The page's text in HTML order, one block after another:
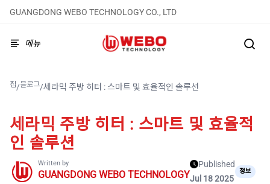
GUANGDONG WEBO TECHNOLOGY CO., LTD
메뉴
집/블로그/세라믹 주방 히터 : 스마트 및 효율적인 솔루션
세라믹 주방 히터 : 스마트 및 효율적
인 솔루션
Written by
GUANGDONG WEBO TECHNOLOGY
Published
Jul 18 2025
정보